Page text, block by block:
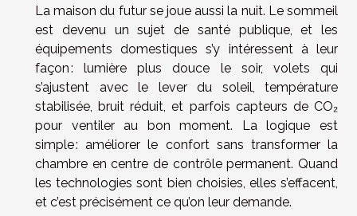
La maison du futur se joue aussi la nuit. Le sommeil
est devenu un sujet de santé publique, et les
équipements domestiques s’y intéressent à leur
façon : lumière plus douce le soir, volets qui
s’ajustent avec le lever du soleil, température
stabilisée, bruit réduit, et parfois capteurs de CO₂
pour ventiler au bon moment. La logique est
simple : améliorer le confort sans transformer la
chambre en centre de contrôle permanent. Quand
les technologies sont bien choisies, elles s’effacent,
et c’est précisément ce qu’on leur demande.